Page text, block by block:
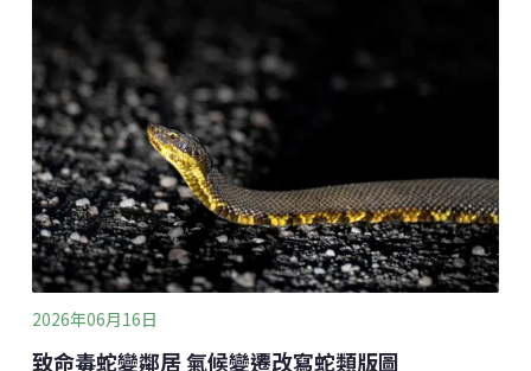
2026年06月16日
致命毒蛇變鄰居 氣候變遷改寫蛇類版圖